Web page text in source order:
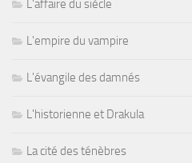
L'affaire du siècle
L'empire du vampire
L'évangile des damnés
L'historienne et Drakula
La cité des ténèbres